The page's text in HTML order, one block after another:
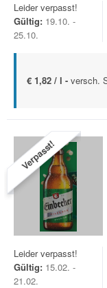
Leider verpasst!
Gültig: 19.10. -
25.10.
€ 1,82 / l - versch.
Verpasst!
Leider verpasst!
Gültig: 15.02. -
21.02.